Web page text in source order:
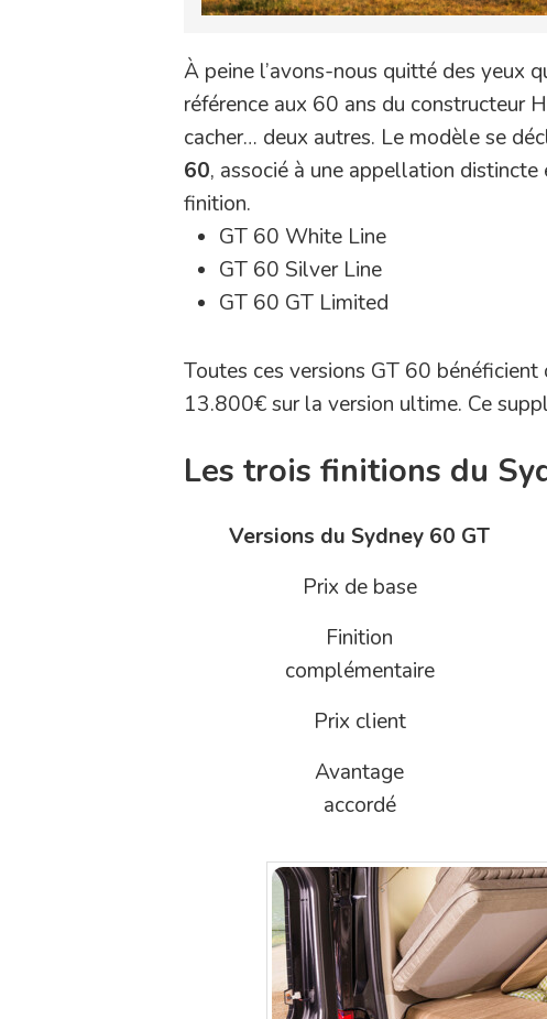
À peine l’avons-nous quitté des yeux
référence aux 60 ans du constructeur
cacher… deux autres. Le modèle se
60, associé à une appellation
finition.
GT 60 White Line
GT 60 Silver Line
GT 60 GT Limited
Toutes ces versions GT 60
13.800€ sur la version ultime. Ce
Les trois finitions du
Versions du Sydney 60 GT
Prix de base
Finition
complémentaire
Prix client
Avantage
accordé